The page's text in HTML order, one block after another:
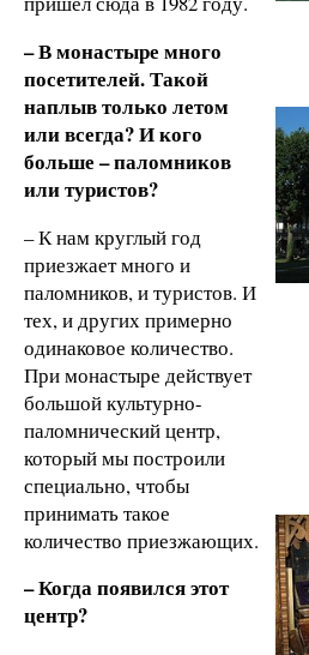
– В монастыре много
посетителей. Такой
наплыв только летом
или всегда? И кого
больше – паломников
или туристов?
– К нам круглый год
приезжает много и
паломников, и туристов. И
тех, и других примерно
одинаковое количество.
При монастыре действует
большой культурно-
паломнический центр,
который мы построили
специально, чтобы
принимать такое
количество приезжающих.
– Когда появился этот
центр?